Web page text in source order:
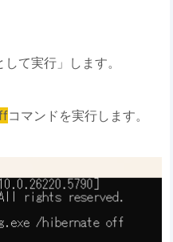
て実行」します。
コマンドを実行します。